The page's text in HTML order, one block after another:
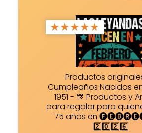
★★★★★
Productos
Cumpleaños Nacidos
1951 - 🎊 Productos y
para regalar para
75 años en
2️⃣0️⃣2️⃣6️⃣